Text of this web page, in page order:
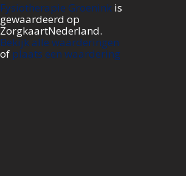
Fysiotherapie Groenink is
gewaardeerd op
ZorgkaartNederland.
Bekijk alle waarderingen
of plaats een waardering